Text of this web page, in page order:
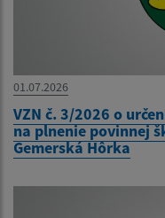
01.07.2026
VZN č. 3/2026 o
na plnenie povinnej
Gemerská Hôrka